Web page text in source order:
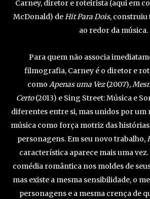
Carney, diretor e roteirista (aqui em
McDonald) deHit Para Dois, construiu
ao redor da música.
Para quem não associa
filmografia, Carney é o diretor e
como Apenas uma Vez(2007),
Certo(2013) e Sing Street: Música e
diferentes entre si, mas unidos por um
música como força motriz das histórias
personagens. Em seu novo trabalho,
característica aparece mais uma vez.
comédia romântica nos moldes de
mas existe a mesma sensibilidade, o
personagens e a mesma crença de